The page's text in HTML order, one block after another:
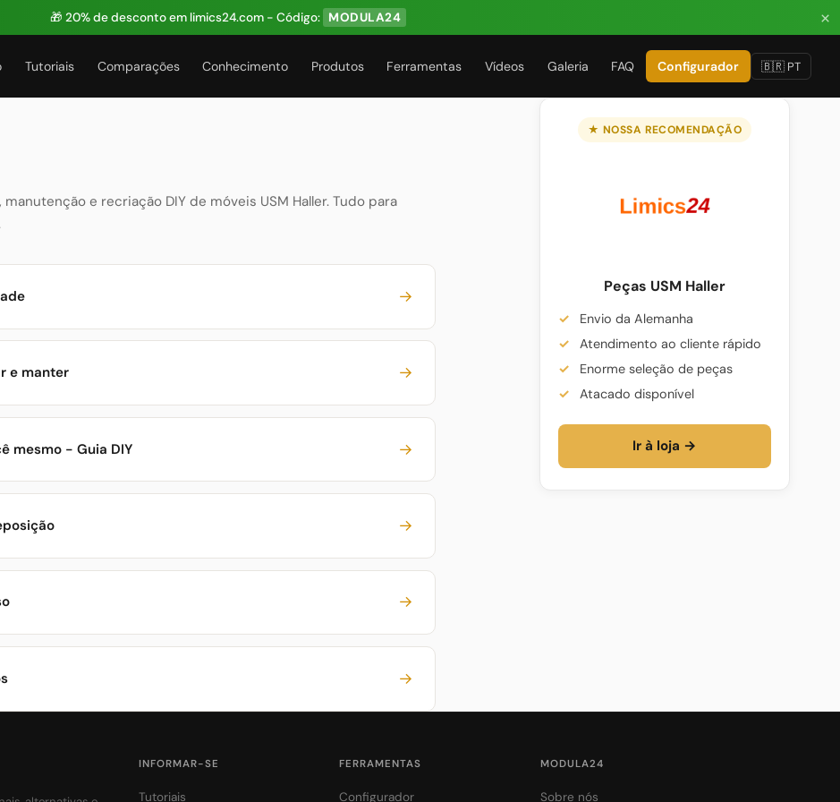
🎁 20% de desconto em limics24.com - Código: MODULA24 ×
Tutoriais Comparações Conhecimento Produtos Ferramentas Vídeos Galeria FAQ Configurador 🇧🇷 PT
e recriação DIY de móveis USM Haller. Tudo para
→
e manter →
mesmo - Guia DIY →
→
→
→
★ NOSSA RECOMENDAÇÃO
Peças USM Haller
Envio da Alemanha
Atendimento ao cliente rápido
Enorme seleção de peças
Atacado disponível
Ir à loja →
INFORMAR-SE
Tutoriais
FERRAMENTAS
Configurador
MODULA24
Sobre nós